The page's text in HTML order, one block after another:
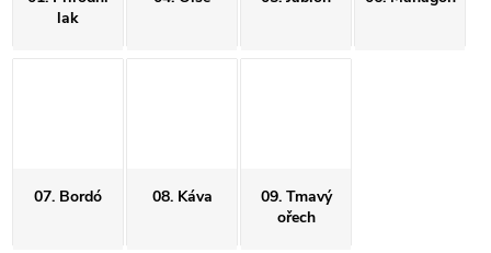
lak
07. Bordó 08. Káva
09. Tmavý
ořech